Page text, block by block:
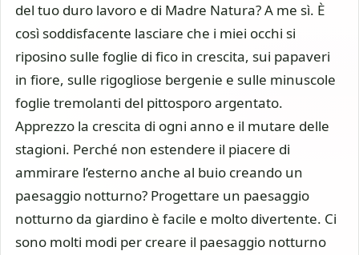
del tuo duro lavoro e di Madre Natura? A me sì. È
così soddisfacente lasciare che i miei occhi si
riposino sulle foglie di fico in crescita, sui papaveri
in fiore, sulle rigogliose bergenie e sulle minuscole
foglie tremolanti del pittosporo argentato.
Apprezzo la crescita di ogni anno e il mutare delle
stagioni. Perché non estendere il piacere di
ammirare l’esterno anche al buio creando un
paesaggio notturno? Progettare un paesaggio
notturno da giardino è facile e molto divertente. Ci
sono molti modi per creare il paesaggio notturno